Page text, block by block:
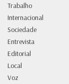
Trabalho
Internacional
Sociedade
Entrevista
Editorial
Local
Voz